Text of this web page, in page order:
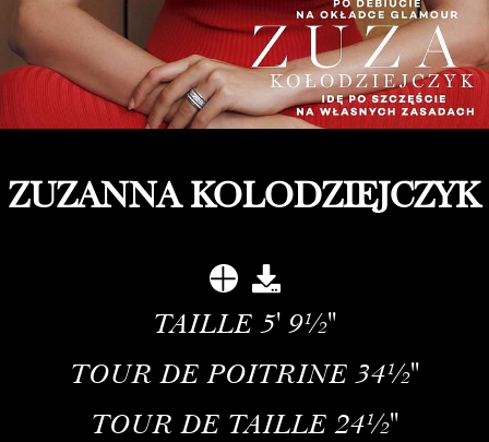
ZUZANNA KOLODZIEJCZYK
TAILLE 5' 9½''
TOUR DE POITRINE 34½''
TOUR DE TAILLE 24½''